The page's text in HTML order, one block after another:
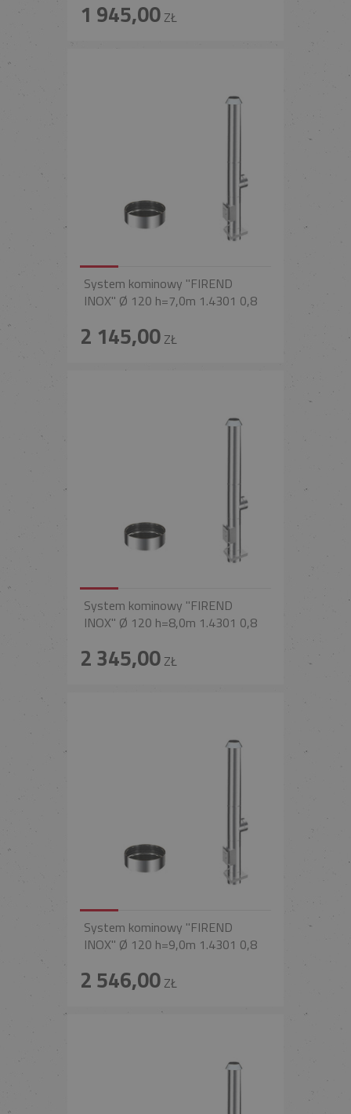
1 945,00ZŁ
System kominowy "FIREND
INOX" Ø 120 h=7,0m 1.4301 0,8
2 145,00ZŁ
System kominowy "FIREND
INOX" Ø 120 h=8,0m 1.4301 0,8
2 345,00ZŁ
System kominowy "FIREND
INOX" Ø 120 h=9,0m 1.4301 0,8
2 546,00ZŁ